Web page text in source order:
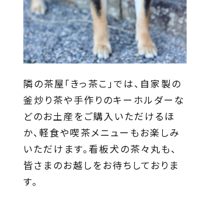
隣の茶屋「きっ茶こ」では、自家製の
釜炒り茶や手作りのキーホルダーな
どのお土産をご購入いただけるほ
か、軽食や喫茶メニューもお楽しみ
いただけます。看板犬の茶々丸も、
皆さまのお越しをお待ちしておりま
す。